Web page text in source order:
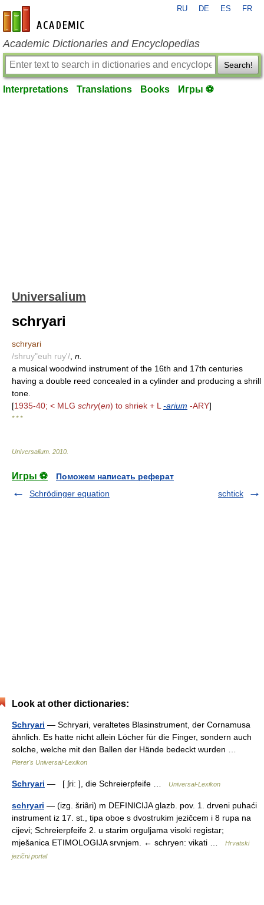
en-academic.com
RU DE ES FR
Academic Dictionaries and Encyclopedias
Search!
Interpretations Translations Books Игры ⚽
Universalium
schryari
schryari
/shruy"euh ruy'/ n.
a musical woodwind instrument of the 16th and 17th centuries
having a double reed concealed in a cylinder and producing a shrill
tone.
[1935-40; < MLG schry(en) to shriek + L -arium -ARY]
* * *
Universalium 2010
Игры ⚽
Поможем написать реферат
Schrödinger equation
schtick
Look at other dictionaries:
Schryari — Schryari, veraltetes Blasinstrument, der Cornamusa
ähnlich. Es hatte nicht allein Löcher für die Finger, sondern auch
solche, welche mit den Ballen der Hände bedeckt wurden …
Pierer's Universal-Lexikon
Schryari — [ ʃriː ], die Schreierpfeife … Universal-Lexikon
schryari — (izg. šriȃri) m DEFINICIJA glazb. pov. 1. drveni puhaći
instrument iz 17. st., tipa oboe s dvostrukim jezičcem i 8 rupa na
cijevi; Schreierpfeife 2. u starim orguljama visoki registar;
mješanica ETIMOLOGIJA srvnjem. ← schryen: vikati …
Hrvatski
jezični portal